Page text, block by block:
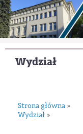
Wydział
Strona główna »
Wydział »